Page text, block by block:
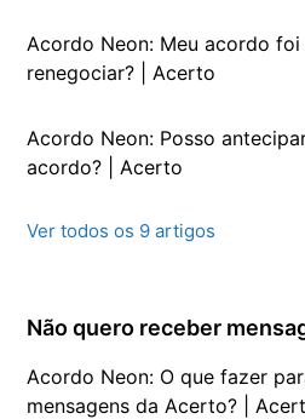
Acordo Neon: Meu acordo
renegociar? | Acerto
Acordo Neon: Posso
acordo? | Acerto
Ver todos os 9 artigos
Não quero receber
Acordo Neon: O que fazer
mensagens da Acerto? |